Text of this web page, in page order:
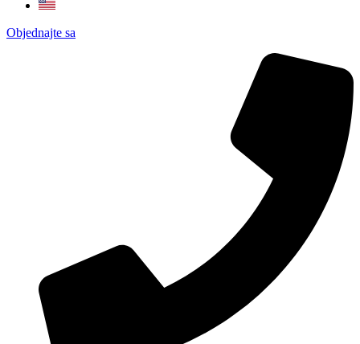
Objednajte sa